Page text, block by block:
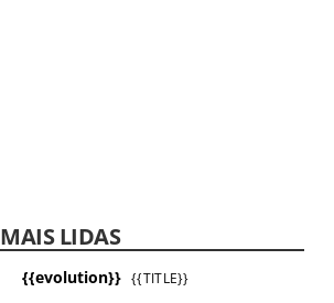
MAIS LIDAS
{{evolution}} {{TITLE}}